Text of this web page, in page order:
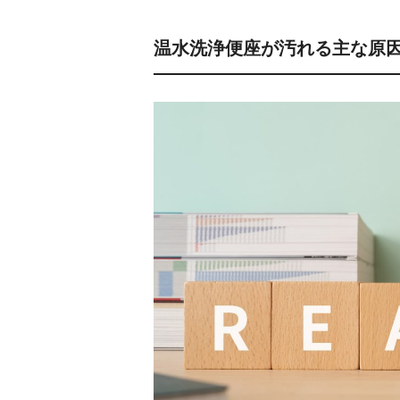
温水洗浄便座が汚れる主な原